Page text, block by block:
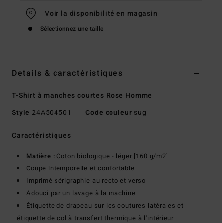
Voir la disponibilité en magasin
Sélectionnez une taille
Details & caractéristiques
T-Shirt à manches courtes Rose Homme
Style 24A504501 Code couleur sug
Caractéristiques
Matière : Coton biologique - léger [160 g/m2]
Coupe intemporelle et confortable
Imprimé sérigraphie au recto et verso
Adouci par un lavage à la machine
Étiquette de drapeau sur les coutures latérales et
étiquette de col à transfert thermique à l'intérieur